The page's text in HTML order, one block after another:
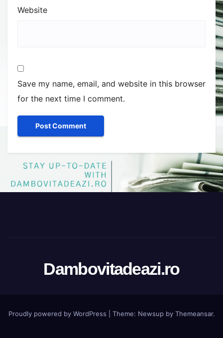
Website
Save my name, email, and website in this browser
for the next time I comment.
Dambovitadeazi.ro
Proudly powered by WordPress Theme: Newsupby Themeansar.